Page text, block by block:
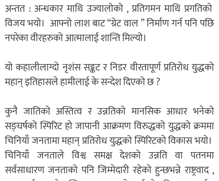
अन्तत : अन्धकार माथि उज्यालोको , प्रतिगमन माथि प्रगतिको
विजय भयो। आफ्नो लाश बाट “ग्रेट वाल ” निर्माण गर्न पनि पछि
नपरेका वीरहरुको आत्मालाई शान्ति मिल्यो।
यो कहालीलाग्दो नृशंस सङ्कट र निडर वीरतापूर्ण प्रतिरोध युद्धको
महान् इतिहासले हामीलाई के सन्देश दिएको छ ?
कुनै जातिको अस्तित्व र उन्नतिको मानसिक आधार भनेको
सङ्घर्षको स्पिरिट हो जापानी आक्रमण विरुद्धको युद्धको क्रममा
चिनियाँ जनतामा महान् प्रतिरोध युद्धको स्पिरिटको विकास भयो।
चिनियाँ जनताले विश्व समक्ष देशको उन्नति वा पतनमा
सर्वसाधारण जनताको पनि जिम्मेदारी रहेको हुन्छभन्ने राष्ट्रवाद ,